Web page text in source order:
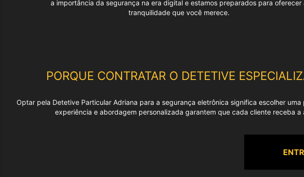
a importância da segurança na era digital e estamos preparados para oferecer
tranquilidade que você merece.
PORQUE CONTRATAR O DETETIVE
Optar pela Detetive Particular Adriana para a segurança eletrônica significa escolher
experiência e abordagem personalizada garantem que cada cliente receba